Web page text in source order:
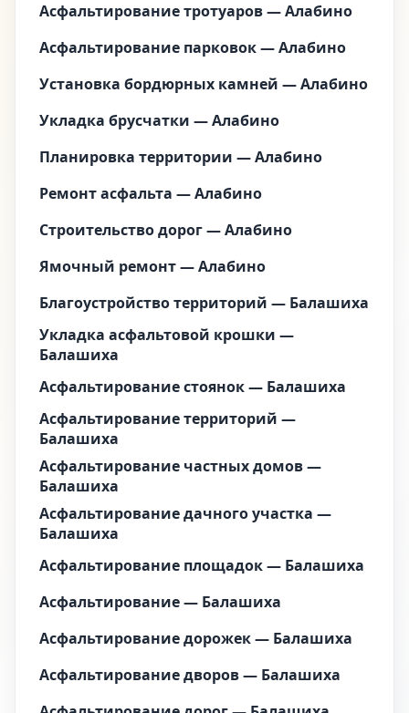
Асфальтирование тротуаров — Алабино
Асфальтирование парковок — Алабино
Установка бордюрных камней — Алабино
Укладка брусчатки — Алабино
Планировка территории — Алабино
Ремонт асфальта — Алабино
Строительство дорог — Алабино
Ямочный ремонт — Алабино
Благоустройство территорий — Балашиха
Укладка асфальтовой крошки —
Балашиха
Асфальтирование стоянок — Балашиха
Асфальтирование территорий —
Балашиха
Асфальтирование частных домов —
Балашиха
Асфальтирование дачного участка —
Балашиха
Асфальтирование площадок — Балашиха
Асфальтирование — Балашиха
Асфальтирование дорожек — Балашиха
Асфальтирование дворов — Балашиха